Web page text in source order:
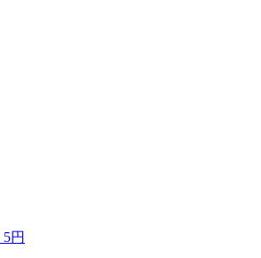
5円